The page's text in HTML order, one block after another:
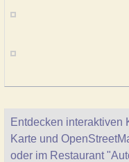
Entdecken interaktiven
Karte und
oder im Restaurant